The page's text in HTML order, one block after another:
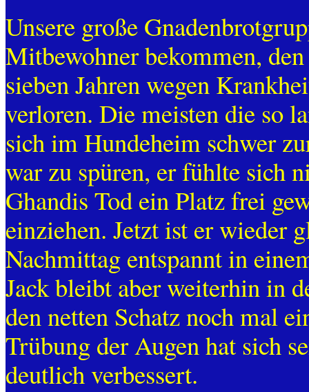
Unsere große
Mitbewohner bekommen,
sieben Jahren wegen
verloren. Die meisten die so
sich im Hundeheim schwer
war zu spüren, er fühlte sich
Ghandis Tod ein Platz frei
einziehen. Jetzt ist er wieder
Nachmittag entspannt in
Jack bleibt aber weiterhin in
den netten Schatz noch mal
Trübung der Augen hat sich
deutlich verbessert.